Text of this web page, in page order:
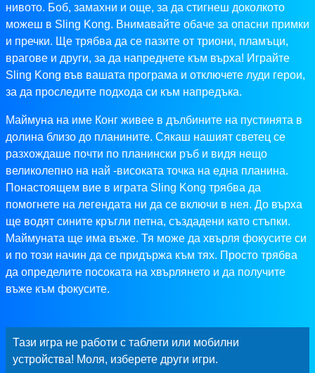
нивото. Боб, замахни и още, за да стигнеш доколкото
можеш в Sling Kong. Внимавайте обаче за опасни примки
и пречки. Ще трябва да се пазите от триони, пламъци,
врагове и други, за да напреднете към върха! Играйте
Sling Kong във вашата програма и отключете луди герои,
за да проследите подхода си към напредъка.
Маймуна на име Конг живее в дълбините на пустинята в
долина близо до планините. Сякаш нашият светец се
разхождаше почти по планински ръб и видя нещо
великолепно на най -високата точка на една планина.
Понастоящем вие в играта Sling Kong трябва да
помогнете на легендата ни да се включи в нея. До върха
ще водят сините кръгли петна, създадени като стъпки.
Маймуната ще има въже. Тя може да хвърля фокусите си
и по този начин да се придържа към тях. Просто трябва
да определите посоката на хвърлянето и да получите
въже към фокусите.
Тази игра не работи с таблети или мобилни
устройства! Моля, изберете други игри.